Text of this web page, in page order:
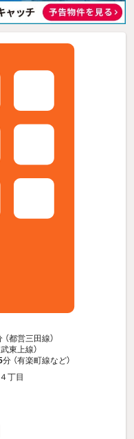
（都営三田線）
東上線）
分 （有楽町線など）
丁目